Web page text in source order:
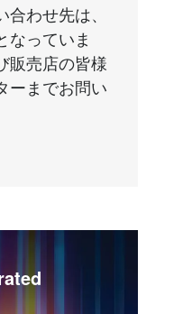
わせ先は、
なっていま
販売店の皆様
ーまでお問い